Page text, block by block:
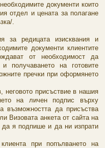
документи които
отдел и цената за полагане
.
за редицата изисквания и
документи клиентите
от необходимост да
получаването на готовите
пречки при оформянето
неговото присъствие в нашия
на личен подпис върху
възможността да присъства
Визовата анкета от сайта на
да я подпише и да ни изпрати
при попълването на